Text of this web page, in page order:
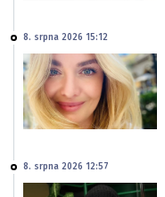
8. srpna 2026 15:12
8. srpna 2026 12:57